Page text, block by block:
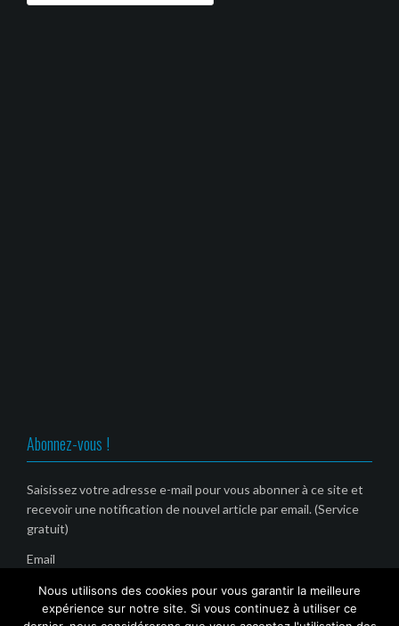
Abonnez-vous !
Saisissez votre adresse e-mail pour vous abonner à ce site et
recevoir une notification de nouvel article par email. (Service
gratuit)
Email
Nous utilisons des cookies pour vous garantir la meilleure
expérience sur notre site. Si vous continuez à utiliser ce